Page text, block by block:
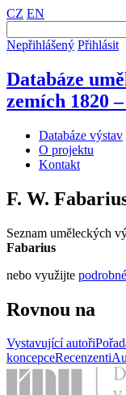
CZ EN
Nepřihlášený Přihlásit
Databáze
zemích 1820
Databáze výstav
O projektu
Kontakt
F. W.
Seznam uměleckých
Fabarius
nebo využijte
Rovnou na
Vystavující autoři
koncepceRecenzenti